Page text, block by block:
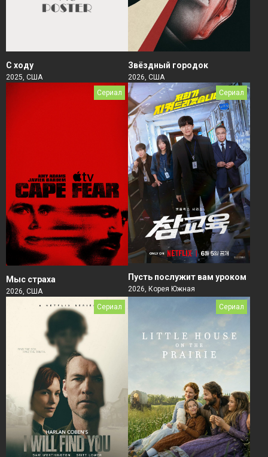
С ходу
2025, США
Звёздный городок
2026, США
Сериал
Мыс страха
2026, США
Сериал
Пусть послужит вам уроком
2026, Корея Южная
Сериал Сериал